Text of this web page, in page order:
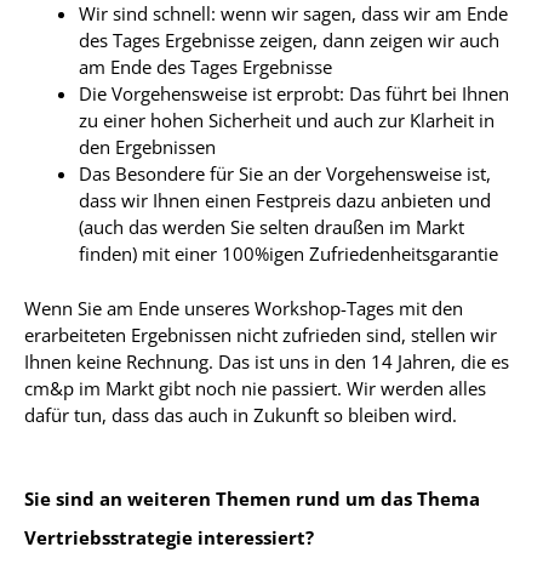
Wir sind schnell: wenn wir sagen, dass wir am Ende
des Tages Ergebnisse zeigen, dann zeigen wir auch
am Ende des Tages Ergebnisse
Die Vorgehensweise ist erprobt: Das führt bei Ihnen
zu einer hohen Sicherheit und auch zur Klarheit in
den Ergebnissen
Das Besondere für Sie an der Vorgehensweise ist,
dass wir Ihnen einen Festpreis dazu anbieten und
(auch das werden Sie selten draußen im Markt
finden) mit einer 100%igen Zufriedenheitsgarantie
Wenn Sie am Ende unseres Workshop-Tages mit den
erarbeiteten Ergebnissen nicht zufrieden sind, stellen wir
Ihnen keine Rechnung. Das ist uns in den 14 Jahren, die es
cm&p im Markt gibt noch nie passiert. Wir werden alles
dafür tun, dass das auch in Zukunft so bleiben wird.
Sie sind an weiteren Themen rund um das Thema
Vertriebsstrategie interessiert?